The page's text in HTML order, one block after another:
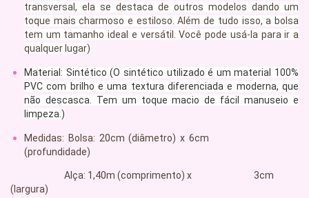
transversal, ela se destaca de outros modelos dando um
toque mais charmoso e estiloso. Além de tudo isso, a bolsa
tem um tamanho ideal e versátil. Você pode usá-la para ir a
qualquer lugar)
Material: Sintético (O sintético utilizado é um material 100%
PVC com brilho e uma textura diferenciada e moderna, que
não descasca. Tem um toque macio de fácil manuseio e
limpeza.)
Medidas: Bolsa: 20cm (diâmetro) x 6cm
(profundidade)
Alça: 1,40m (comprimento) x 3cm
(largura)